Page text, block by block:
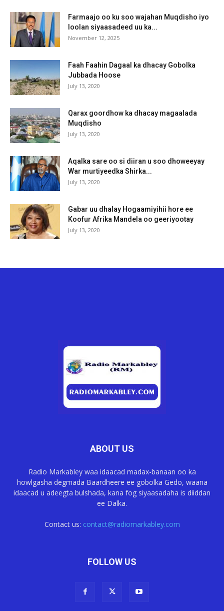
Farmaajo oo ku soo wajahan Muqdisho iyo
loolan siyaasadeed uu ka...
November 12, 2025
Faah Faahin Dagaal ka dhacay Gobolka
Jubbada Hoose
July 13, 2020
Qarax goordhow ka dhacay magaalada
Muqdisho
July 13, 2020
Aqalka sare oo si diiran u soo dhoweeyay
War murtiyeedka Shirka...
July 13, 2020
Gabar uu dhalay Hogaamiyihii hore ee
Koofur Afrika Mandela oo geeriyootay
July 13, 2020
ABOUT US
Radio Markabley waa idaacad madax-banaan oo ka
howlgasha degmada Baardheere ee gobolka Gedo, waana
idaacad u adeegta bulshada, kana fog siyaasadaha is diiddan
ee Dalka.
Contact us: contact@radiomarkabley.com
FOLLOW US